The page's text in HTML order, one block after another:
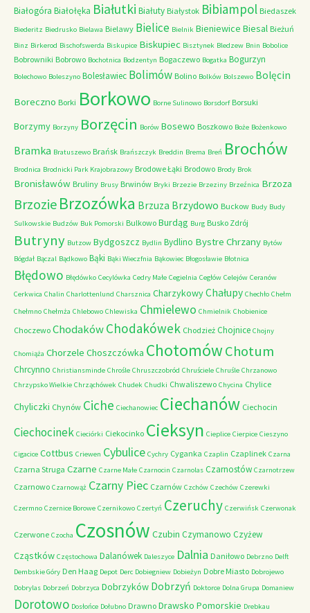
Białogóra Białołęka Białutki Białuty Białystok Bibiampol Biedaszek
Biederitz Biedrusko Bielawa Bielawy Bielice Bielnik Bieniewice Biesal Bieżuń
Binz Birkerod Bischofswerda Biskupice Biskupiec Bisztynek Bledzew Bnin Bobolice
Bobrowniki Bobrowo Bochotnica Bodzentyn Bogaczewo Bogatka Bogurzyn
Bolechowo Boleszyno Bolesławiec Bolimów Bolino Bolków Bolszewo Bolęcin
Boreczno Borki Borkowo Borne Sulinowo Borsdorf Borsuki
Borzymy Borzyny Borzęcin Borów Bosewo Boszkowo Boże Bożenkowo
Bramka Bratuszewo Brańsk Brańszczyk Breddin Brema Breń Brochów
Brodnica Brodnicki Park Krajobrazowy Brodowe Łąki Brodowo Brody Brok
Bronisławów Bruliny Brusy Brwinów Bryki Brzezie Brzeziny Brzeźnica Brzoza
Brzozie Brzozówka Brzuza Brzydowo Buckow Budy Budy
Sulkowskie Budzów Buk Pomorski Bulkowo Burdąg Burg Busko Zdrój
Butryny Butzow Bydgoszcz Bydlin Bydlino Bystre Chrzany Bytów
Bógdał Bączal Bądkowo Bąki Bąki Wieczfnia Bąkowiec Błogosławie Błotnica
Błędowo Błędówko Cecylówka Cedry Małe Cegielnia Cegłów Celejów Ceranów
Cerkwica Chalin Charlottenlund Charsznica CharzykowyChałupy Chechło Chełm
Chełmno Chełmża Chlebowo Chlewiska Chmielewo Chmielnik Chobienice
Choczewo ChodakówChodakówek Chodzież Chojnice Chojny
Chomiąża Chorzele Choszczówka ChotomówChotum
Chrcynno Christiansminde Chrośle Chruszczobród Chruściele Chruśle Chrzanowo
Chrzypsko Wielkie Chrząchówek Chudek Chudki Chwaliszewo Chycina Chylice
Chyliczki Chynów Ciche Ciechanowiec Ciechanów Ciechocin
Ciechocinek Cieciórki Ciekocinko Cieksyn Cieplice Cierpice Cieszyno
Cigacice Cottbus Criewen Cybulice Cychry Cyganka Czaplin Czaplinek Czarna
Czarna Struga Czarne Czarne Małe Czarnocin Czarnolas Czarnostów Czarnotrzew
Czarnowo Czarnowąż Czarny Piec Czarnów Czchów Czechów Czerewki
Czermno Czernice Borowe Czernikowo Czertyń Czeruchy Czerwińsk Czerwonak
Czerwone Czocha Czosnów Czubin Czymanowo Czyżew
Cząstków Częstochowa Dalanówek Daleszyce Dalnia Daniłowo Debrzno Delft
Dembskie Góry Den Haag Depot Derc Dobiegniew Dobieżyn Dobre Miasto Dobrojewo
Dobrylas Dobrzeń Dobrzyca Dobrzyków Dobrzyń Doktorce Dolna Grupa Domaniew
Dorotowo Dosłońce Dołubno Drawno Drawsko Pomorskie Drebkau